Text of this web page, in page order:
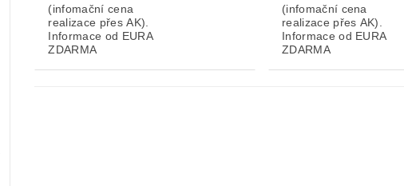
(infomační cena
realizace přes AK).
Informace od EURA
ZDARMA
(infomační cena
realizace přes AK).
Informace od EURA
ZDARMA